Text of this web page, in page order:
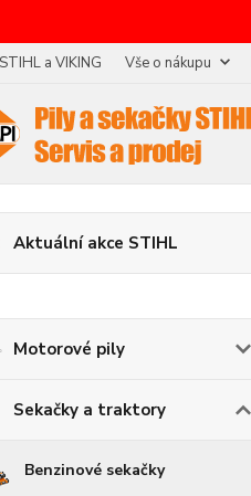
a VIKING Vše o nákupu
Aktuální akce STIHL
Motorové pily
Sekačky a traktory
Benzinové sekačky